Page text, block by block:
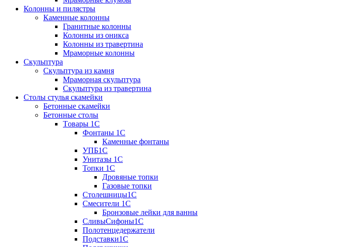
Колонны и пилястры
Каменные колонны
Гранитные колонны
Колонны из оникса
Колонны из травертина
Мраморные колонны
Скульптура
Скульптура из камня
Мраморная скульптура
Скульптура из травертина
Столы стулья скамейки
Бетонные скамейки
Бетонные столы
Tовары 1C
Фонтаны 1C
Каменные фонтаны
УПБ1С
Унитазы 1С
Топки 1С
Дровяные топки
Газовые топки
Столешницы1С
Смесители 1С
Бронзовые лейки для ванны
СливыСифоны1С
Полотенцедержатели
Подставки1С